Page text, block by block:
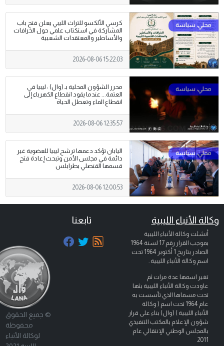
كرسي الألكسو للتراث الليبي يعلن فتح باب
المشاركة في استكتاب علمي حول الخرافات
والأساطير والمعتقدات الشعبية
2026-08-06 15:22:03
محرر الشؤون المحلية بـ (وال) : ليبيا في
العتمة... عندما يقود انقطاع الكهرباء إلى
انقطاع الماء وتعطل الحياة
2026-08-06 12:35:57
اليابان تؤكد دعمها ترشح ليبيا للعضوية غير
دائمة في مجلس الأمن وتبحث إعادة فتح
قسمها القنصلي بطرابلس
2026-08-06 12:00:53
وكالة الأنباء الليبية
أنشئت وكالة الأنباء الليبية
بموجب القرار رقم 17 لسنة 1964
الصادر بتاريخ 1 أكتوبر 1964
تحت
اسم وكالة الأنباء الليبية .
تغير اسمها عدة مرات ثم
عاودت وكالة الأنباء الليبية بثها
تحت مسماها الذي تأسست به
عام 1964 تحت اسم ( وكالة
الأنباء الليبية ) (وال) بناء على قرار
شؤون الإعلام بالمكتب التنفيذي
بالمجلس الوطني الإنتقالي عام
2011
تابعنا
© جميع الحقوق
محفوظة
لوكالة الأنباء